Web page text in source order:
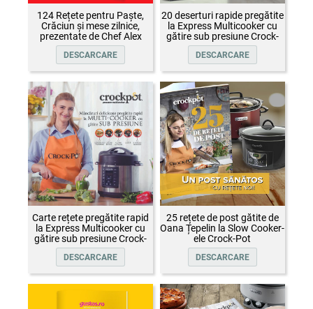
124 Rețete pentru Paște,
Crăciun și mese zilnice,
prezentate de Chef Alex
Cîrțu și invitații săi
DESCARCARE
20 deserturi rapide pregătite
la Express Multicooker cu
gătire sub presiune Crock-
Pot
DESCARCARE
Carte rețete pregătite rapid
la Express Multicooker cu
gătire sub presiune Crock-
Pot
DESCARCARE
25 rețete de post gătite de
Oana Țepelin la Slow Cooker-
ele Crock-Pot
DESCARCARE